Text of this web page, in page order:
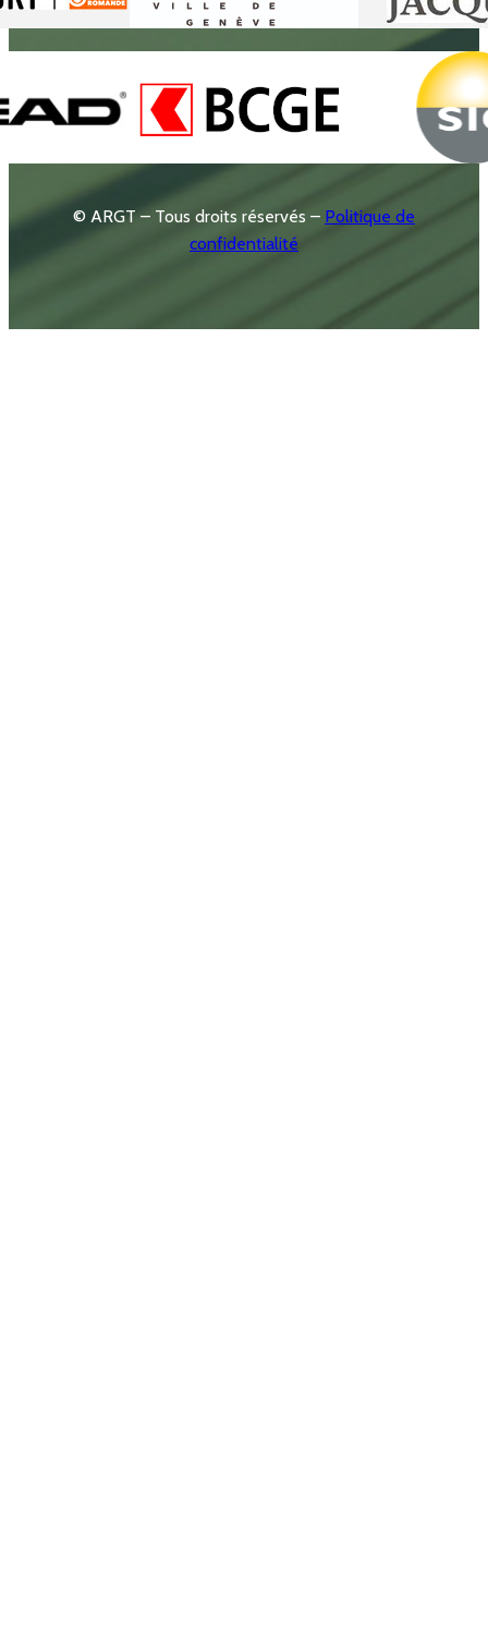
© ARGT – Tous droits réservés – Politique de
confidentialité